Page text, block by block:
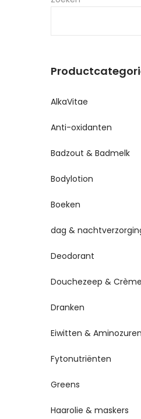
AlkaVitae
Anti-oxidanten
Badzout & Badmelk
Bodylotion
Boeken
dag &
Deodorant
Douchezeep & Crème
Dranken
Eiwitten & Aminozuren
Fytonutriënten
Greens
Haarolie & maskers